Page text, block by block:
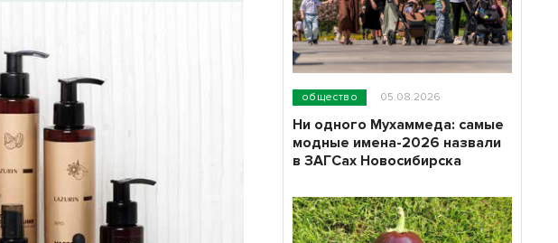
общество 05.08.2026
Ни одного Мухаммеда: самые
модные имена-2026 назвали
в ЗАГСах Новосибирска